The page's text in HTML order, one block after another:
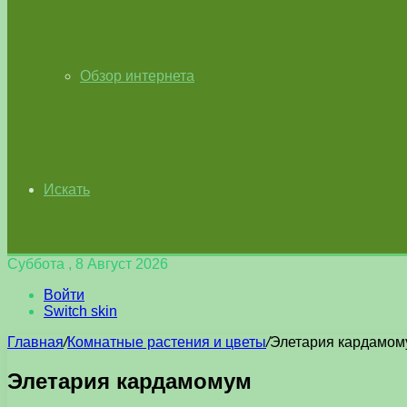
Обзор интернета
Искать
Суббота , 8 Август 2026
Войти
Switch skin
Главная/Комнатные растения и цветы/Элетария
Элетария кардамомум